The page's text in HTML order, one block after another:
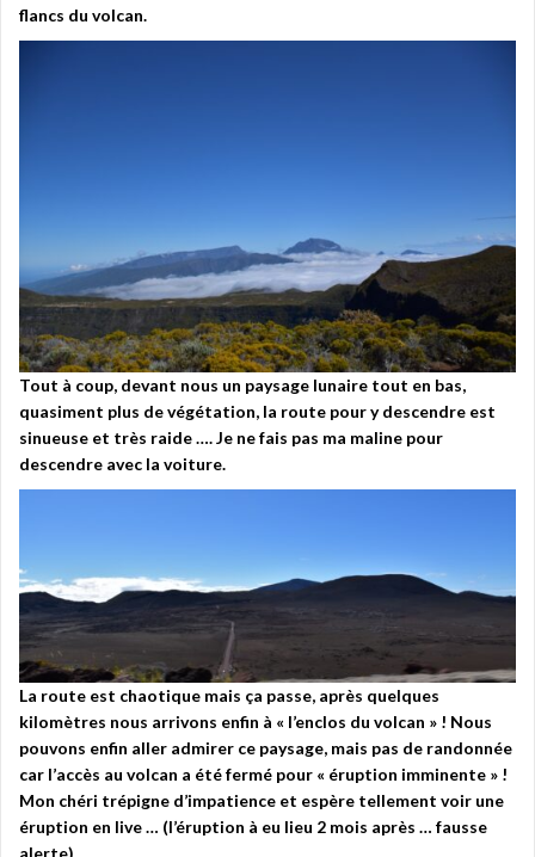
flancs du volcan.
Tout à coup, devant nous un paysage lunaire tout en bas,
quasiment plus de végétation, la route pour y descendre est
sinueuse et très raide …. Je ne fais pas ma maline pour
descendre avec la voiture.
La route est chaotique mais ça passe, après quelques
kilomètres nous arrivons enfin à « l’enclos du volcan » ! Nous
pouvons enfin aller admirer ce paysage, mais pas de randonnée
car l’accès au volcan a été fermé pour « éruption imminente » !
Mon chéri trépigne d’impatience et espère tellement voir une
éruption en live … (l’éruption à eu lieu 2 mois après … fausse
alerte)